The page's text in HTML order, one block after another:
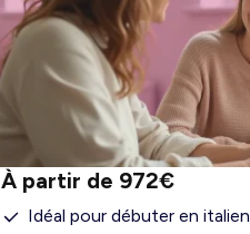
À partir de 972€
Idéal pour débuter en italien